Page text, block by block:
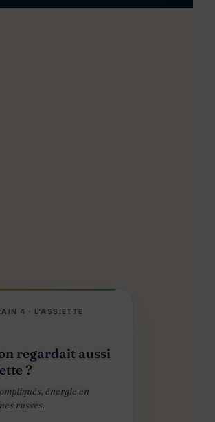
4 · L’ASSIETTE
regardait aussi
?
énergie en
russes.